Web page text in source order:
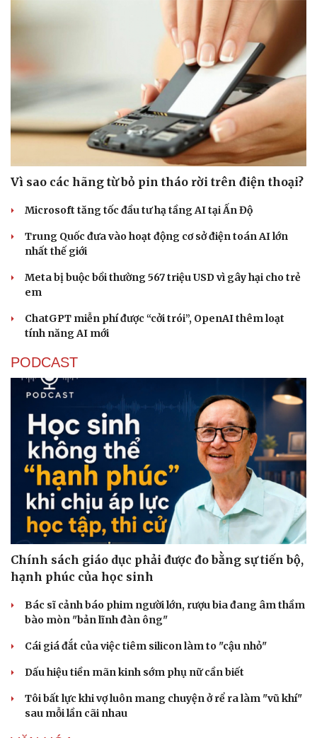
Sức khỏe
Dinh dưỡng - món ngon
Cây thuốc
Sản phụ khoa
Nhi khoa
Nam khoa
Làm đẹp - giảm cân
Phòng mạch online
Ăn sạch sống khỏe
Blog
Tình yêu - Gia đình
Vì sao các hãng từ bỏ pin tháo rời trên điện thoại?
Microsoft tăng tốc đầu tư hạ tầng AI tại Ấn Độ
Trung Quốc đưa vào hoạt động cơ sở điện toán AI lớn
nhất thế giới
Meta bị buộc bồi thường 567 triệu USD vì gây hại cho trẻ
em
ChatGPT miễn phí được “cởi trói”, OpenAI thêm loạt
tính năng AI mới
PODCAST
Chính sách giáo dục phải được đo bằng sự tiến bộ,
hạnh phúc của học sinh
Bác sĩ cảnh báo phim người lớn, rượu bia đang âm thầm
bào mòn "bản lĩnh đàn ông"
Cái giá đắt của việc tiêm silicon làm to "cậu nhỏ"
Dấu hiệu tiền mãn kinh sớm phụ nữ cần biết
Tôi bất lực khi vợ luôn mang chuyện ở rể ra làm "vũ khí"
sau mỗi lần cãi nhau